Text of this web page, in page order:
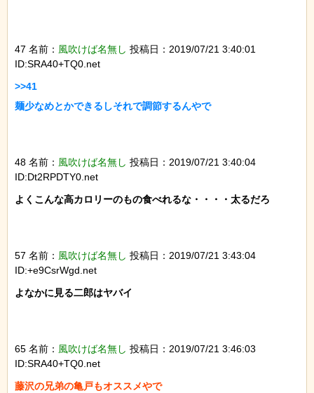
47 名前： 風吹けば名無し 投稿日：2019/07/21 3:40:01
ID:SRA40+TQ0.net
>>41
麺少なめとかできるしそれで調節するんやで
48 名前： 風吹けば名無し 投稿日：2019/07/21 3:40:04
ID:Dt2RPDTY0.net
よくこんな高カロリーのもの食べれるな・・・・太るだろ
57 名前： 風吹けば名無し 投稿日：2019/07/21 3:43:04
ID:+e9CsrWgd.net
よなかに見る二郎はヤバイ
65 名前： 風吹けば名無し 投稿日：2019/07/21 3:46:03
ID:SRA40+TQ0.net
藤沢の兄弟の亀戸もオススメやで